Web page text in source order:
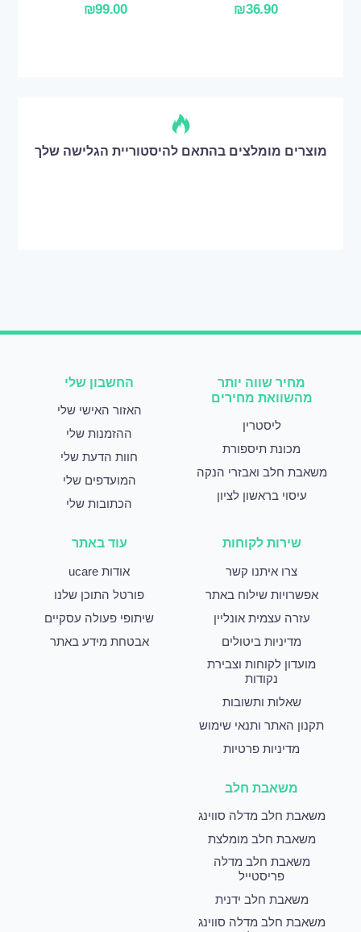
₪36.90
₪99.00
מוצרים מומלצים בהתאם להיסטוריית הגלישה שלך
מחיר שווה יותר
מהשוואת מחירים
ליסטרין
מכונת תיספורת
משאבת חלב ואבזרי הנקה
עיסוי בראשון לציון
החשבון שלי
האזור האישי שלי
ההזמנות שלי
חוות הדעת שלי
המועדפים שלי
הכתובות שלי
שירות לקוחות
צרו איתנו קשר
אפשרויות שילוח באתר
עזרה עצמית אונליין
מדיניות ביטולים
מועדון לקוחות וצבירת
נקודות
שאלות ותשובות
תקנון האתר ותנאי שימוש
מדיניות פרטיות
עוד באתר
אודות ucare
פורטל התוכן שלנו
שיתופי פעולה עסקיים
אבטחת מידע באתר
משאבת חלב
משאבת חלב מדלה סווינג
משאבת חלב מומלצת
משאבת חלב מדלה
פריסטייל
משאבת חלב ידנית
משאבת חלב מדלה סווינג